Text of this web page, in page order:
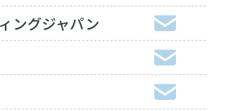
ングジャパン